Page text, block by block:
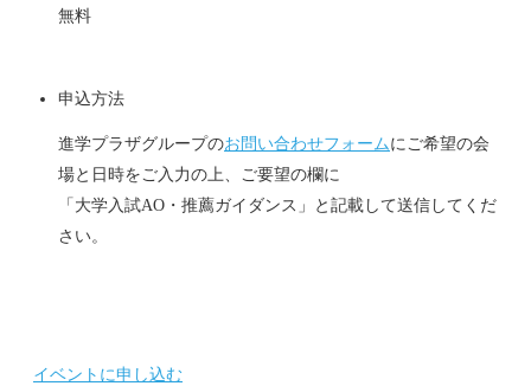
無料
申込方法
進学プラザグループのお問い合わせフォームにご希望の会
場と日時をご入力の上、ご要望の欄に
「大学入試AO・推薦ガイダンス」と記載して送信してくだ
さい。
イベントに申し込む